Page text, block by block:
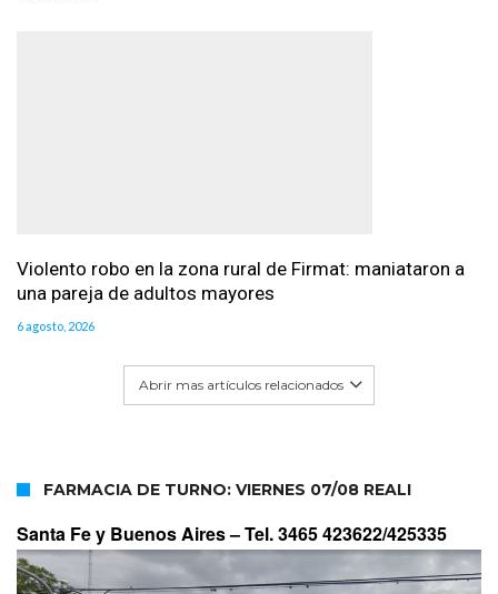
Violento robo en la zona rural de Firmat: maniataron a
una pareja de adultos mayores
6 agosto, 2026
Abrir mas artículos relacionados
FARMACIA DE TURNO: VIERNES 07/08 REALI
Santa Fe y Buenos Aires –Tel. 3465 423622/425335